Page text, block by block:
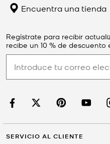
Encuentra una tienda
Regístrate para recibir
recibe un 10 % de descuento
SERVICIO AL CLIENTE